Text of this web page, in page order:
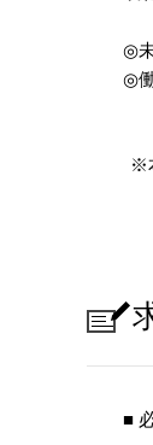
◎
◎
※
■